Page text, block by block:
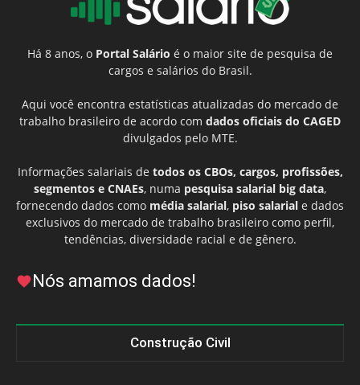
Há 8 anos, o Portal Salário é o maior site de pesquisa de
cargos e salários do Brasil.
Aqui você encontra estatísticas atualizadas do mercado de
trabalho brasileiro de acordo com dados oficiais do CAGED
divulgados pelo MTE.
Informações salariais de todos os CBOs, cargos, profissões,
segmentos e CNAEs, numa pesquisa salarial big data,
fornecendo dados como média salarial, piso salarial e dados
exclusivos do mercado de trabalho brasileiro como perfil,
tendências, diversidade racial e de gênero.
Nós amamos dados!
Construção Civil